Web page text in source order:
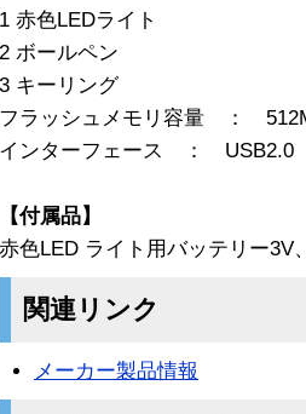
1 赤色LEDライト
2 ボールペン
3 キーリング
フラッシュメモリ容量 ：
インターフェース ： USB2.0
【付属品】
赤色LED ライト用バッテリー3V
関連リンク
メーカー製品情報